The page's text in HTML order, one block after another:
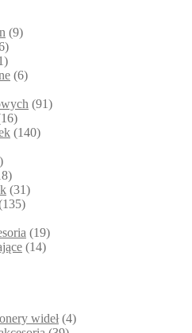
(9)
(6)
(91)
(140)
(31)
(19)
(14)
wideł (4)